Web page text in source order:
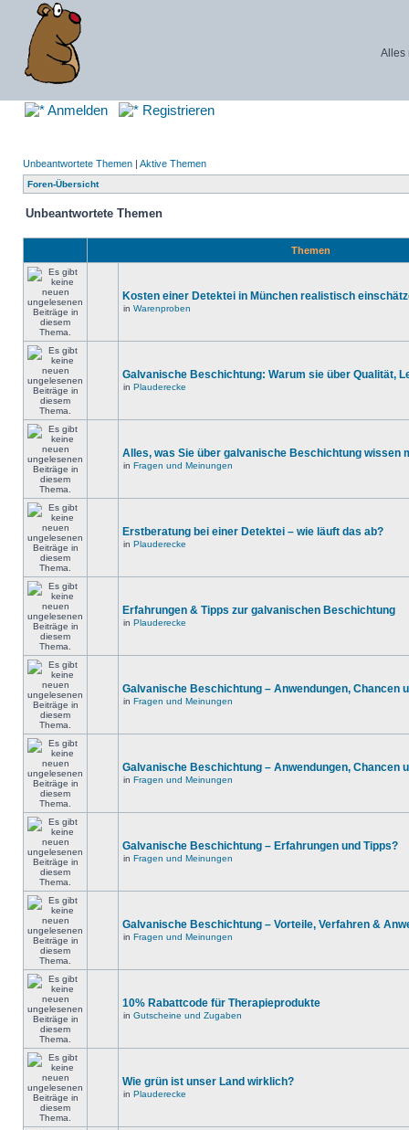
Alles
Anmelden Registrieren
Unbeantwortete Themen | Aktive Themen
Foren-Übersicht
Unbeantwortete Themen
Themen
Kosten einer Detektei in München realistisch
in Warenproben
Galvanische Beschichtung: Warum sie über Qualität,
in Plauderecke
Alles, was Sie über galvanische Beschichtung wissen
in Fragen und Meinungen
Erstberatung bei einer Detektei – wie läuft das ab?
in Plauderecke
Erfahrungen & Tipps zur galvanischen Beschichtung
in Plauderecke
Galvanische Beschichtung – Anwendungen, Chancen
in Fragen und Meinungen
Galvanische Beschichtung – Anwendungen, Chancen
in Fragen und Meinungen
Galvanische Beschichtung – Erfahrungen und Tipps?
in Fragen und Meinungen
Galvanische Beschichtung – Vorteile, Verfahren &
in Fragen und Meinungen
10% Rabattcode für Therapieprodukte
in Gutscheine und Zugaben
Wie grün ist unser Land wirklich?
in Plauderecke